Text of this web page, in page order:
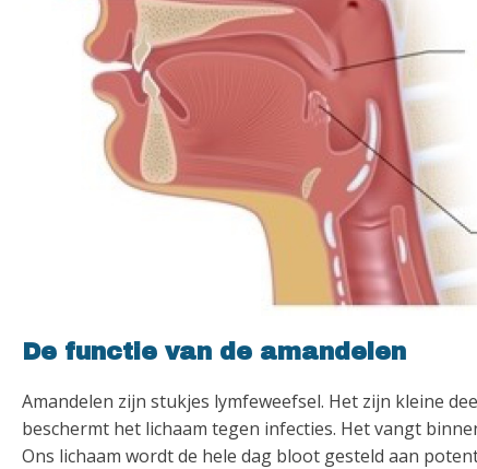
De functie van de amandelen
Amandelen zijn stukjes lymfeweefsel. Het zijn kleine
beschermt het lichaam tegen infecties. Het vangt
Ons lichaam wordt de hele dag bloot gesteld aan